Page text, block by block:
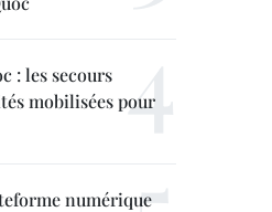
: les secours
mobilisées pour
numérique